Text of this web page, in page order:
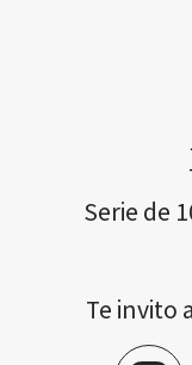
Serie de
Te invito